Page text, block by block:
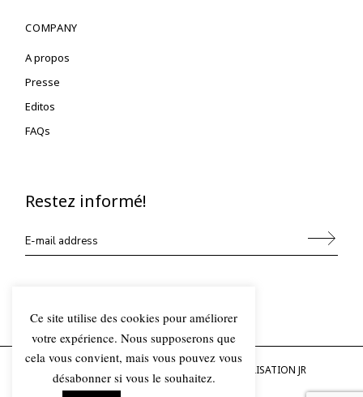
COMPANY
A propos
Presse
Editos
FAQs
Restez informé!
© 2023 OLDEPARIS, TOUS DROITS RÉSERVÉS, RÉALISATIONJR
INFORMATIQUE
Ce site utilise des cookies pour améliorer
votre expérience. Nous supposerons que
cela vous convient, mais vous pouvez vous
désabonner si vous le souhaitez.